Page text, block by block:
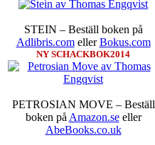
STEIN – Beställ boken på
Adlibris.comellerBokus.com
NY SCHACKBOK2014
PETROSIAN MOVE – Beställ
boken på Amazon.seeller
AbeBooks.co.uk